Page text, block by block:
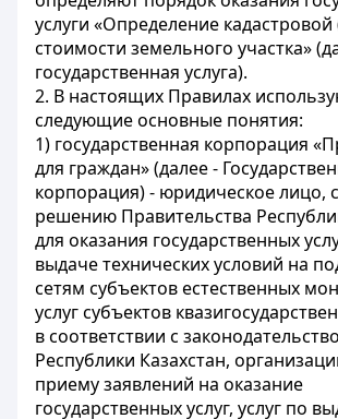
услуги «Определение
стоимости земельного участка»
государственная услуга).
2. В настоящих Правилах
следующие основные понятия:
1) государственная корпорация
для граждан» (далее -
корпорация) - юридическое лицо,
решению Правительства
для оказания государственных
выдаче технических условий на
сетям субъектов естественных
услуг субъектов
в соответствии с
Республики Казахстан,
приему заявлений на оказание
государственных услуг, услуг по